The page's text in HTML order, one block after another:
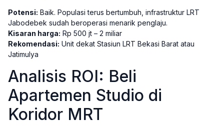
Potensi: Baik. Populasi terus bertumbuh, infrastruktur LRT
Jabodebek sudah beroperasi menarik penglaju.
Kisaran harga: Rp 500 jt – 2 miliar
Rekomendasi: Unit dekat Stasiun LRT Bekasi Barat atau
Jatimulya
Analisis ROI: Beli
Apartemen Studio di
Koridor MRT